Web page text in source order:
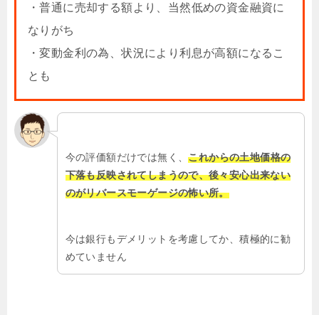
・普通に売却する額より、当然低めの資金融資に
なりがち
・変動金利の為、状況により利息が高額になるこ
とも
今の評価額だけでは無く、これからの土地価格の
下落も反映されてしまうので、後々安心出来ない
のがリバースモーゲージの怖い所。
今は銀行もデメリットを考慮してか、積極的に勧
めていません